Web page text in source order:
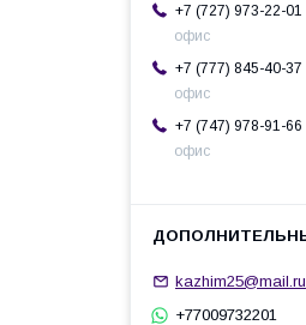
+7 (727) 973-22-01
офис
+7 (777) 845-40-37
офис
+7 (747) 978-91-66
офис
kazhim25@mail.ru
+77009732201